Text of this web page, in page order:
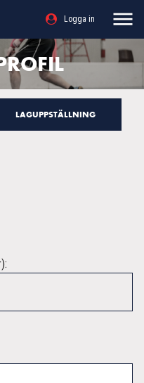
Logga in
LAGUPPSTÄLLNING